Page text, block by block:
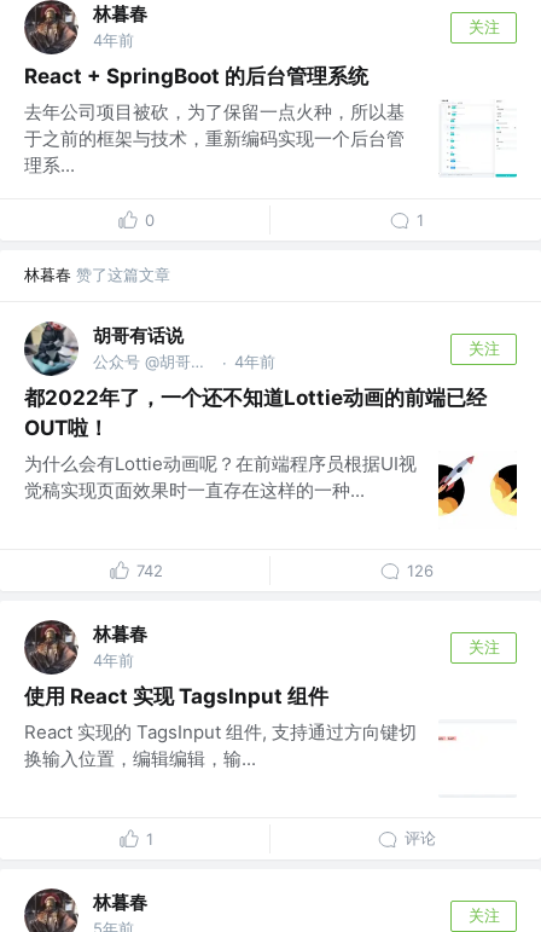
林暮春
4年前
关注
React + SpringBoot 的后台管理系统
去年公司项目被砍，为了保留一点火种，所以基
于之前的框架与技术，重新编码实现一个后台管
理系...
0 1
林暮春 赞了这篇文章
胡哥有话说
公众号 @胡哥有话说 · 4年前
关注
都2022年了，一个还不知道Lottie动画的前端已经
OUT啦！
为什么会有Lottie动画呢？在前端程序员根据UI视
觉稿实现页面效果时一直存在这样的一种...
742 126
林暮春
4年前
关注
使用 React 实现 TagsInput 组件
React 实现的 TagsInput 组件, 支持通过方向键切
换输入位置，编辑编辑，输...
1 评论
林暮春
关注